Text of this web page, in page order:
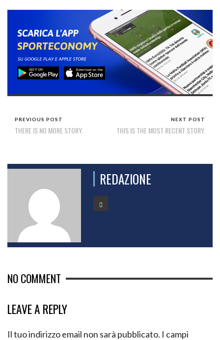
PREVIOUS POST
THERE IS NO MORE STORY.
NEXT POST
THIS IS THE MOST RECENT STORY.
REDAZIONE
NO COMMENT
LEAVE A REPLY
Il tuo indirizzo email non sarà pubblicato. I campi